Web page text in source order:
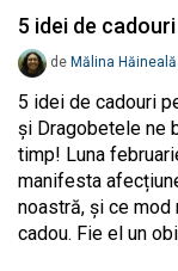
5 idei de
de Mălina Hăineală
5 idei de cadouri
și Dragobetele ne
timp! Luna
manifesta
noastră, și ce mod
cadou. Fie el un